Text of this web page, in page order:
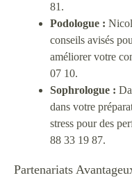
81.
Podologue :
conseils avisés
améliorer votre
07 10.
Sophrologue :
dans votre
stress pour des
88 33 19 87.
Partenariats